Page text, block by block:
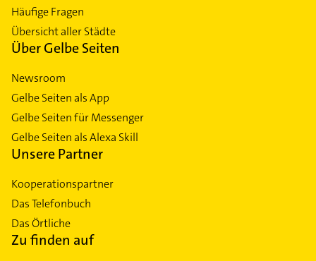
Häufige Fragen
Übersicht aller Städte
Über Gelbe Seiten
Newsroom
Gelbe Seiten als App
Gelbe Seiten für Messenger
Gelbe Seiten als Alexa Skill
Unsere Partner
Kooperationspartner
Das Telefonbuch
Das Örtliche
Zu finden auf